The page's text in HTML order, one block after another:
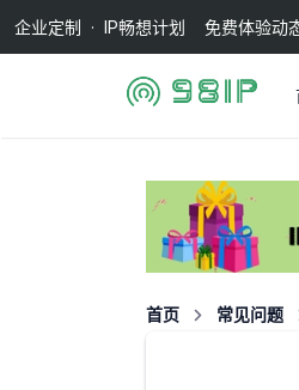
企业定制 · IP畅想计划 免费体验动
首页 常见问题